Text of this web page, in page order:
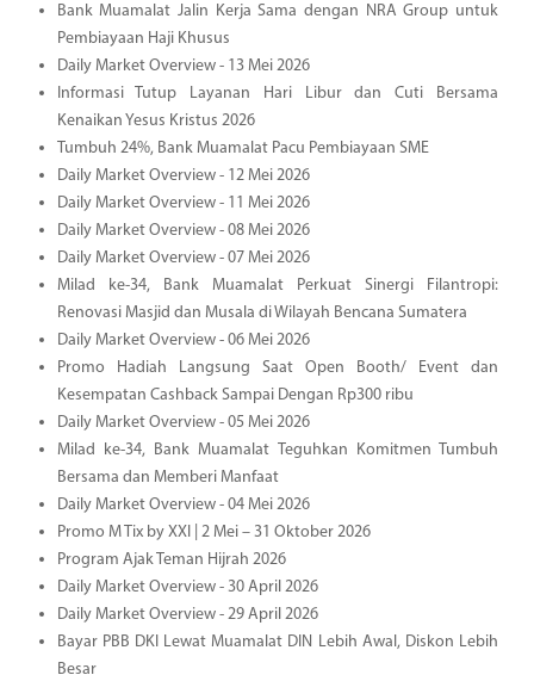
Bank Muamalat Jalin Kerja Sama dengan NRA Group untuk
Pembiayaan Haji Khusus
Daily Market Overview - 13 Mei 2026
Informasi Tutup Layanan Hari Libur dan Cuti Bersama
Kenaikan Yesus Kristus 2026
Tumbuh 24%, Bank Muamalat Pacu Pembiayaan SME
Daily Market Overview - 12 Mei 2026
Daily Market Overview - 11 Mei 2026
Daily Market Overview - 08 Mei 2026
Daily Market Overview - 07 Mei 2026
Milad ke-34, Bank Muamalat Perkuat Sinergi Filantropi:
Renovasi Masjid dan Musala di Wilayah Bencana Sumatera
Daily Market Overview - 06 Mei 2026
Promo Hadiah Langsung Saat Open Booth/ Event dan
Kesempatan Cashback Sampai Dengan Rp300 ribu
Daily Market Overview - 05 Mei 2026
Milad ke-34, Bank Muamalat Teguhkan Komitmen Tumbuh
Bersama dan Memberi Manfaat
Daily Market Overview - 04 Mei 2026
Promo M Tix by XXI | 2 Mei – 31 Oktober 2026
Program Ajak Teman Hijrah 2026
Daily Market Overview - 30 April 2026
Daily Market Overview - 29 April 2026
Bayar PBB DKI Lewat Muamalat DIN Lebih Awal, Diskon Lebih
Besar